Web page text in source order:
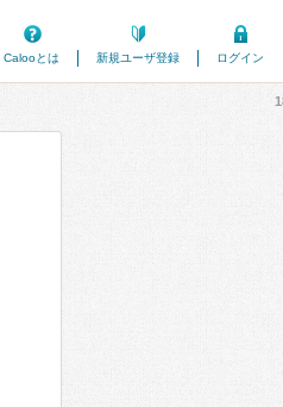
Calooとは
新規ユーザ登録 ログイン